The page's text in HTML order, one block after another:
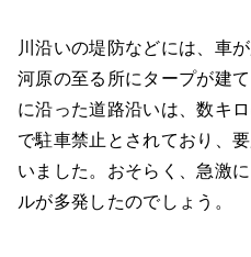
川沿いの堤防などには、車
河原の至る所にタープが建
に沿った道路沿いは、数キ
で駐車禁止とされており、
いました。おそらく、急激
ルが多発したのでしょう。